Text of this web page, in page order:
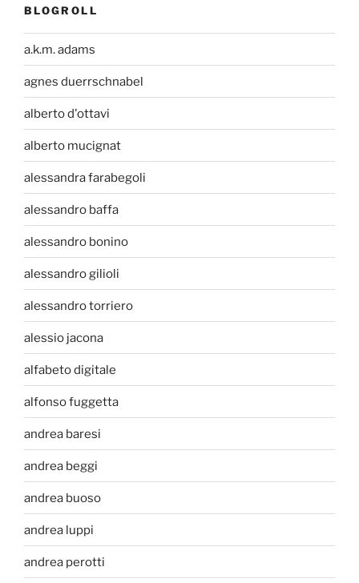
BLOGROLL
a.k.m. adams
agnes duerrschnabel
alberto d'ottavi
alberto mucignat
alessandra farabegoli
alessandro baffa
alessandro bonino
alessandro gilioli
alessandro torriero
alessio jacona
alfabeto digitale
alfonso fuggetta
andrea baresi
andrea beggi
andrea buoso
andrea luppi
andrea perotti